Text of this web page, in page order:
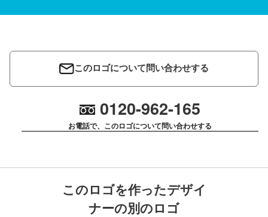
このロゴについて問い合わせする
0120-962-165
お電話で、このロゴについて問い合わせする
このロゴを作ったデザイ
ナーの別のロゴ